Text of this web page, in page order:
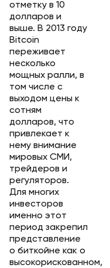
отметку в 10
долларов и
выше. В 2013 году
Bitcoin
переживает
несколько
мощных ралли, в
том числе с
выходом цены к
сотням
долларов, что
привлекает к
нему внимание
мировых СМИ,
трейдеров и
регуляторов.
Для многих
инвесторов
именно этот
период закрепил
представление
о биткойне как о
высокорискованном,